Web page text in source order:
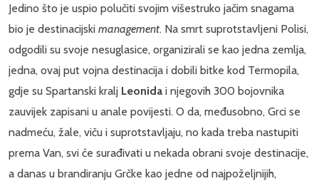
Jedino što je uspio polučiti svojim višestruko jačim snagama
bio je destinacijski management. Na smrt suprotstavljeni Polisi,
odgodili su svoje nesuglasice, organizirali se kao jedna zemlja,
jedna, ovaj put vojna destinacija i dobili bitke kod Termopila,
gdje su Spartanski kralj Leonida i njegovih 300 bojovnika
zauvijek zapisani u anale povijesti. O da, međusobno, Grci se
nadmeću, žale, viču i suprotstavljaju, no kada treba nastupiti
prema Van, svi će surađivati u nekada obrani svoje destinacije,
a danas u brandiranju Grčke kao jedne od najpoželjnijih,